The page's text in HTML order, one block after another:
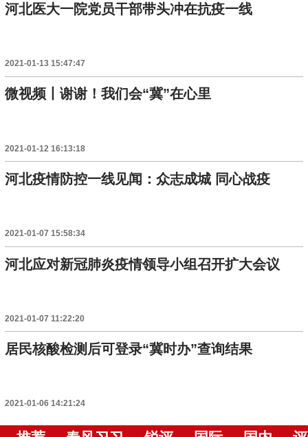
河北医大一院党员干部带头冲在抗疫一线
2021-01-13 15:47:47
微视频丨谢谢！我们会“冀”在心里
2021-01-12 16:13:18
河北疫情防控一线见闻：众志成城 同心战疫
2021-01-07 15:58:34
河北应对新冠肺炎疫情领导小组召开扩大会议
2021-01-07 11:22:20
居民核酸检测后可登录“冀时办”查询结果
2021-01-06 14:21:24